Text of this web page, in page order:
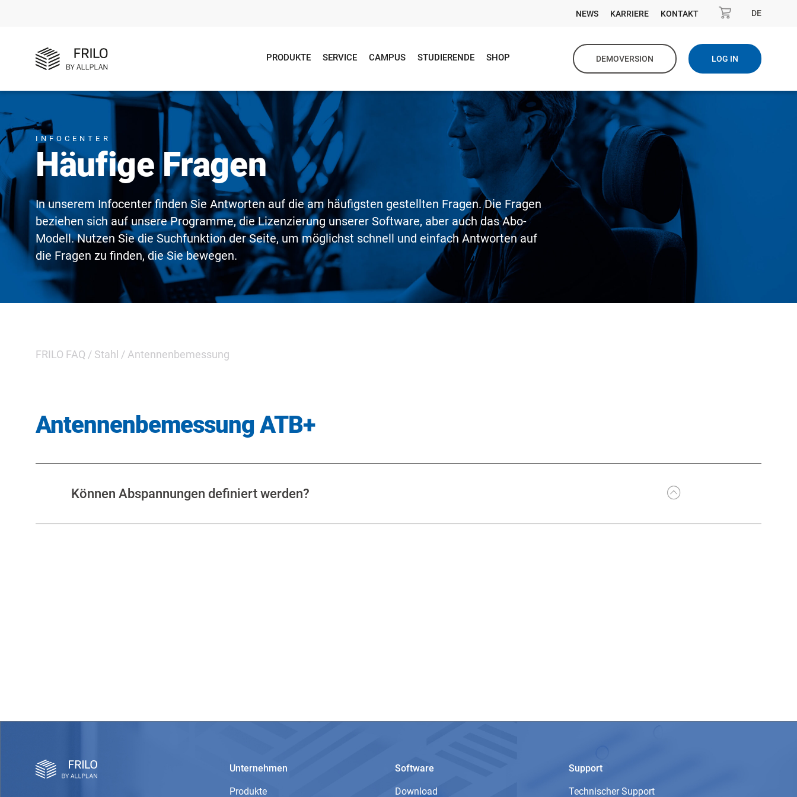
NEWS KARRIERE KONTAKT DE
PRODUKTE SERVICE CAMPUS STUDIERENDE SHOP DEMOVERSION LOG IN
INFOCENTER
Häufige Fragen
In unserem Infocenter finden Sie Antworten auf die am häufigsten gestellten Fragen. Die Fragen
beziehen sich auf unsere Programme, die Lizenzierung unserer Software, aber auch das Abo-
Modell. Nutzen Sie die Suchfunktion der Seite, um möglichst schnell und einfach Antworten auf
die Fragen zu finden, die Sie bewegen.
FRILO FAQ / Stahl / Antennenbemessung
Antennenbemessung ATB+
Können Abspannungen definiert werden?
Unternehmen
Produkte
Software
Download
Support
Technischer Support